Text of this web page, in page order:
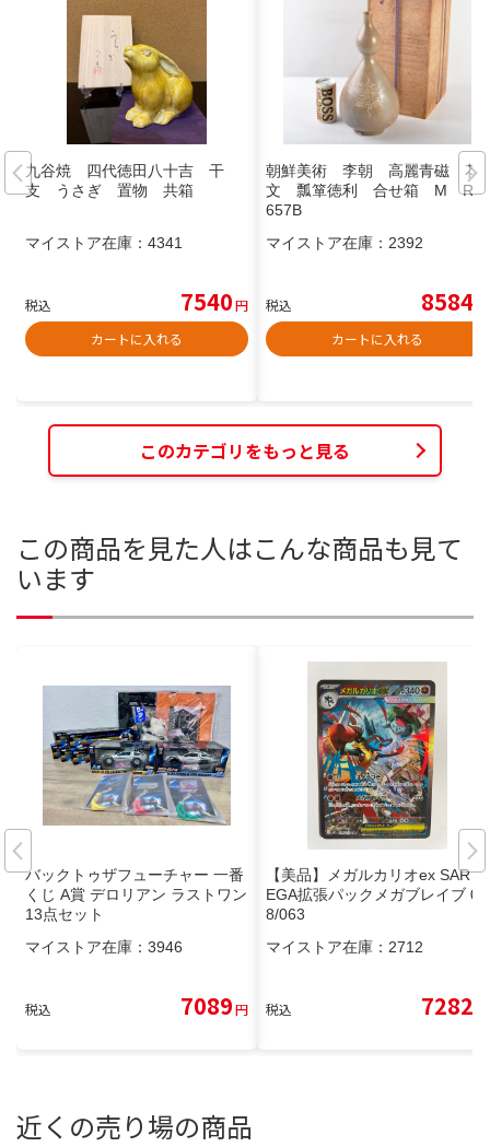
九谷焼 四代徳田八十吉 干
支 うさぎ 置物 共箱
マイストア在庫： 4341
税込 7540円
カートに入れる
朝鮮美術 李朝 高麗青磁 花
文 瓢箪徳利 合せ箱 M R5
657B
マイストア在庫： 2392
税込 8584
カートに入れる
このカテゴリをもっと見る
この商品を見た人はこんな商品も見て
います
バックトゥザフューチャー 一番
くじ A賞 デロリアン ラストワン
13点セット
マイストア在庫： 3946
税込 7089円
【美品】メガルカリオex SAR M
EGA拡張パックメガブレイブ 08
8/063
マイストア在庫： 2712
税込 7282
近くの売り場の商品